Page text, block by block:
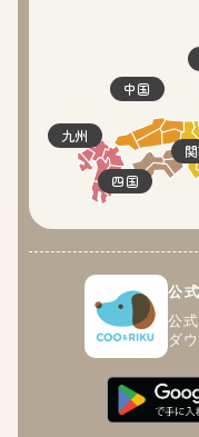
四国
中国
九州
公
公
ダ